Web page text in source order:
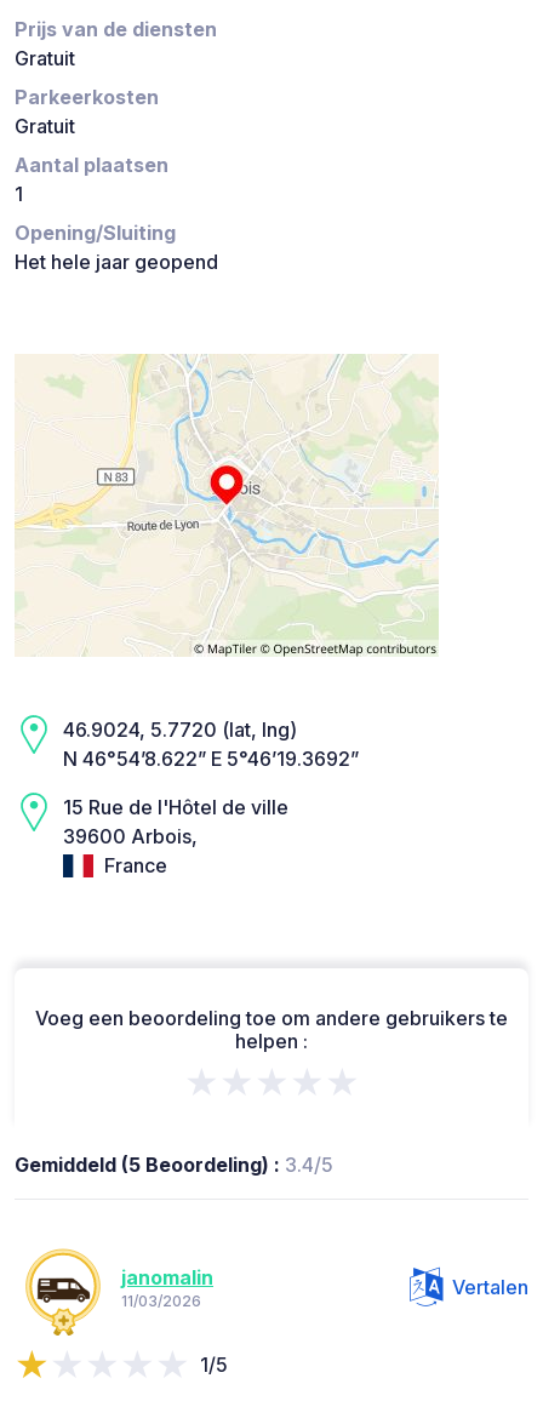
Prijs van de diensten
Gratuit
Parkeerkosten
Gratuit
Aantal plaatsen
1
Opening/Sluiting
Het hele jaar geopend
46.9024, 5.7720 (lat, lng)
N 46°54’8.622” E 5°46’19.3692”
15 Rue de l'Hôtel de ville
39600 Arbois,
France
Voeg een beoordeling toe om andere gebruikers te
helpen :
★★★★★
Gemiddeld (5 Beoordeling) : 3.4/5
janomalin
11/03/2026
Vertalen
1/5